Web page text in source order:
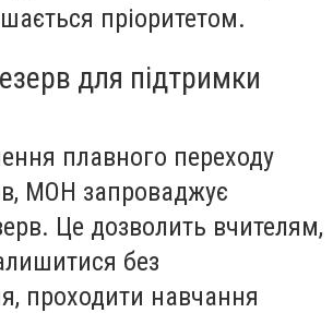
пріоритетом.
для підтримки
плавного переходу
МОН запроваджує
Це дозволить вчителям,
без
проходити навчання